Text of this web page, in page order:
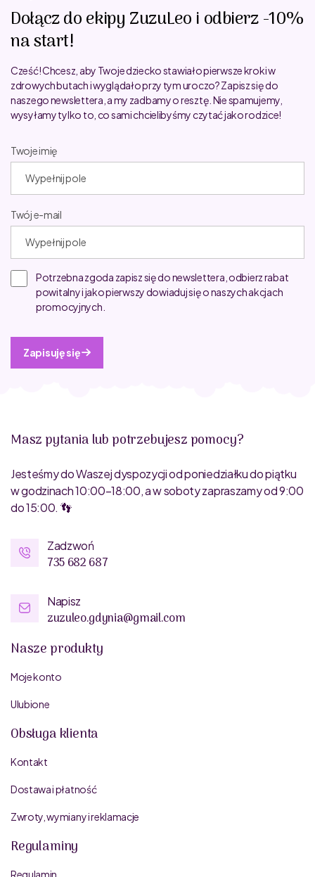
Dołącz do ekipy ZuzuLeo i odbierz -10%
na start!
Cześć! Chcesz, aby Twoje dziecko stawiało pierwsze kroki w
zdrowych butach i wyglądało przy tym uroczo? Zapisz się do
naszego newslettera, a my zadbamy o resztę. Nie spamujemy,
wysyłamy tylko to, co sami chcielibyśmy czytać jako rodzice!
Twoje imię
Twój e-mail
Potrzebna zgoda zapisz się do newslettera, odbierz rabat
powitalny i jako pierwszy dowiaduj się o naszych akcjach
promocyjnych.
Zapisuję się
Masz pytania lub potrzebujesz pomocy?
Jesteśmy do Waszej dyspozycji od poniedziałku do piątku
w godzinach 10:00–18:00, a w soboty zapraszamy od 9:00
do 15:00. 👣
Zadzwoń
735 682 687
Napisz
zuzuleo.gdynia@gmail.com
Nasze produkty
Moje konto
Ulubione
Obsługa klienta
Kontakt
Dostawa i płatność
Zwroty, wymiany i reklamacje
Regulaminy
Regulamin